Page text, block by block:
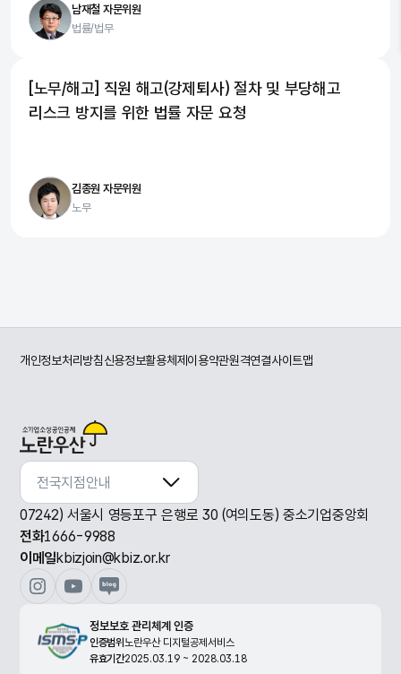
남재철 자문위원
법률/법무
[노무/해고] 직원 해고(강제퇴사) 절차 및 부당해고
리스크 방지를 위한 법률 자문 요청
김종원 자문위원
노무
개인정보처리방침신용정보활용체제이용약관원격연결사이트맵
전국지점안내
전국지점안내
07242) 서울시 영등포구 은행로 30 (여의도동) 중소기업중앙회
전화1666-9988
이메일kbizjoin@kbiz.or.kr
정보보호 관리체계 인증
인증범위노란우산 디지털공제서비스
유효기간2025.03.19 ~ 2028.03.18